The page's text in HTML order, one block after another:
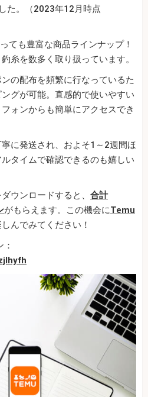
た。（2023年12月時点
ても豊富な商品ラインナップ！
糸を数多く取り扱っています。
の配布を頻繁に行なっているた
グが可能。直感的で使いやすい
ォンからも簡単にアクセスでき
に発送され、およそ1～2週間ほ
タイムで確認できるのも嬉しい
ウンロードすると、 合計
がもらえます。この機会にTemu
んでみてください！